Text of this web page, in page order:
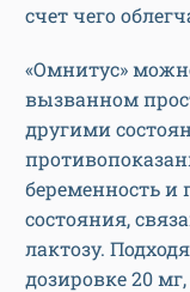
счет чего
«Омнитус»
вызванном
другими
беременность и
состояния,
лактозу.
дозировке 20